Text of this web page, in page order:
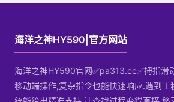
海洋之神HY590|官方网站
海洋之神HY590官网✅pa313.cc✅拇指滑
移动端操作,复杂指令也能快速响应.遇到工